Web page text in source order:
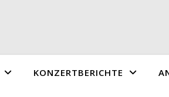
KONZERTBERICHTE